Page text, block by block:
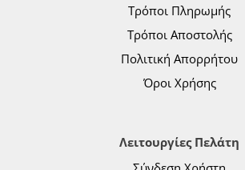
Τρόποι Πληρωμής
Τρόποι Αποστολής
Πολιτική Απορρήτου
Όροι Χρήσης
Λειτουργίες Πελάτη